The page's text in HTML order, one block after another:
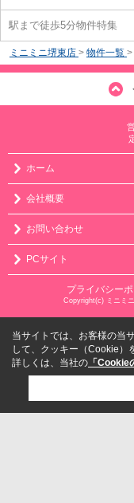
駅まで徒歩5分物件特集
ミニミニ堺東店 > 物件一覧 >
ホーム
会社概要
お問い合わせ
PCサイト
プライバシー
Copyright(c) ミニミ
当サイトでは、お客様の当
して、クッキー（Cookie）
詳しくは、当社の 「Cookie